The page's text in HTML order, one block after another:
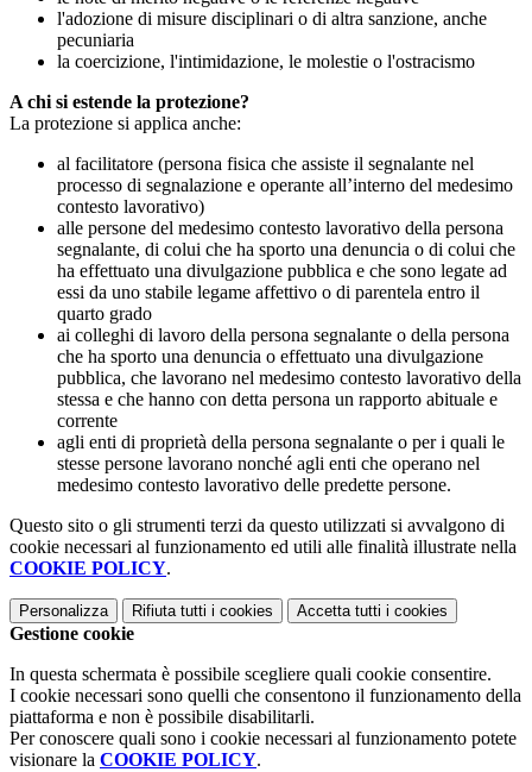
l'adozione di misure disciplinari o di altra sanzione, anche
pecuniaria
la coercizione, l'intimidazione, le molestie o l'ostracismo
A chi si estende la protezione?
La protezione si applica anche:
al facilitatore (persona fisica che assiste il segnalante nel
processo di segnalazione e operante all’interno del medesimo
contesto lavorativo)
alle persone del medesimo contesto lavorativo della persona
segnalante, di colui che ha sporto una denuncia o di colui che
ha effettuato una divulgazione pubblica e che sono legate ad
essi da uno stabile legame affettivo o di parentela entro il
quarto grado
ai colleghi di lavoro della persona segnalante o della persona
che ha sporto una denuncia o effettuato una divulgazione
pubblica, che lavorano nel medesimo contesto lavorativo della
stessa e che hanno con detta persona un rapporto abituale e
corrente
agli enti di proprietà della persona segnalante o per i quali le
stesse persone lavorano nonché agli enti che operano nel
medesimo contesto lavorativo delle predette persone.
Questo sito o gli strumenti terzi da questo utilizzati si avvalgono di
cookie necessari al funzionamento ed utili alle finalità illustrate nella
COOKIE POLICY.
Personalizza Rifiuta tutti i cookies Accetta tutti i cookies
Gestione cookie
In questa schermata è possibile scegliere quali cookie consentire.
I cookie necessari sono quelli che consentono il funzionamento della
piattaforma e non è possibile disabilitarli.
Per conoscere quali sono i cookie necessari al funzionamento potete
visionare la COOKIE POLICY.